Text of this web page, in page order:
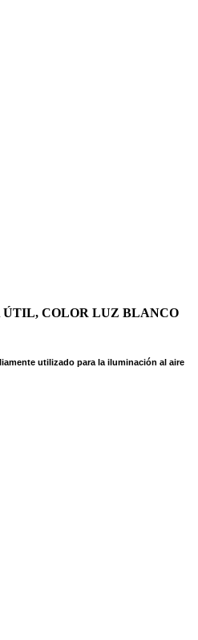
ÚTIL, COLOR LUZ BLANCO
utilizado para la iluminación al aire